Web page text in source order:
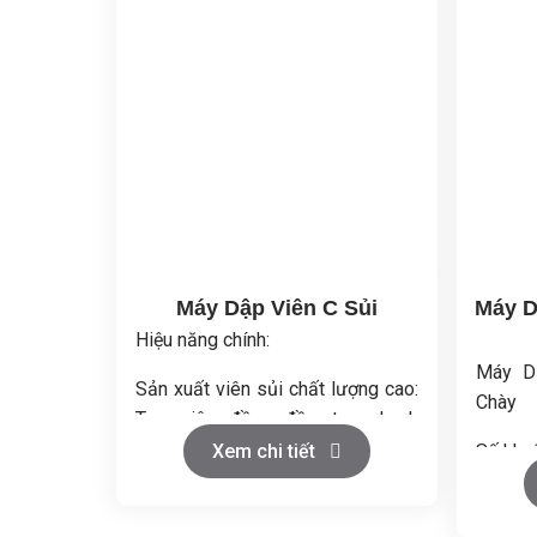
Máy Dập Viên C Sủi
Hiệu năng chính:
Sản xuất viên sủi chất lượng cao:
Tạo viên đồng đều, tan nhanh
trong nước.
Năng suất cao: Đảm bảo sản xuất
Xem chi tiết
Máy
Máy
Chày
Số
(mm):